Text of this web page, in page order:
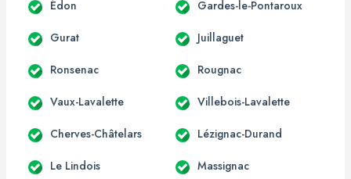
Édon Gardes-le-Pontaroux
Gurat Juillaguet
Ronsenac Rougnac
Vaux-Lavalette Villebois-Lavalette
Cherves-Châtelars Lézignac-Durand
Le Lindois Massignac